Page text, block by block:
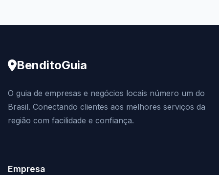
BenditoGuia
O guia de empresas e negócios locais número um do
Brasil. Conectando clientes aos melhores serviços da
região com facilidade e confiança.
Empresa